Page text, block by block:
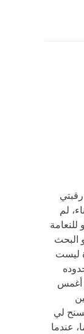
رقبتي
لم
البحث
ليست
أغمس
لي
عندما